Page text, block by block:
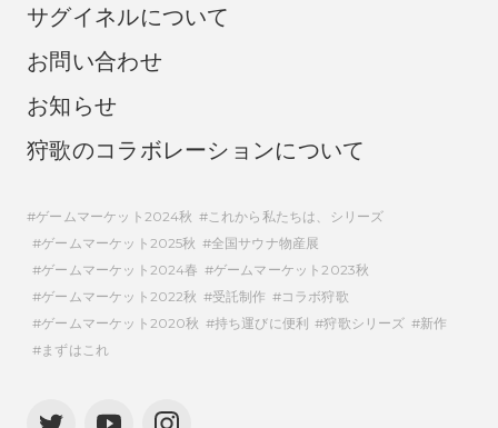
サグイネルについて
お問い合わせ
お知らせ
狩歌のコラボレーションについて
ゲームマーケット2024秋
これから私たちは、シリーズ
ゲームマーケット2025秋
全国サウナ物産展
ゲームマーケット2024春
ゲームマーケット2023秋
ゲームマーケット2022秋
受託制作
コラボ狩歌
ゲームマーケット2020秋
持ち運びに便利 狩歌シリーズ
新作
まずはこれ